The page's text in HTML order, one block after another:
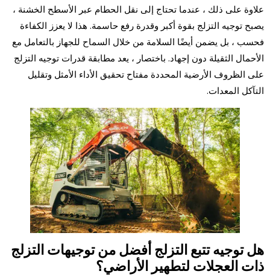
علاوة على ذلك ، عندما تحتاج إلى نقل الحطام عبر الأسطح الخشنة ،
يصبح توجيه التزلج بقوة أكبر وقدرة رفع حاسمة. هذا لا يعزز الكفاءة
فحسب ، بل يضمن أيضًا السلامة من خلال السماح للجهاز بالتعامل مع
الأحمال الثقيلة دون إجهاد. باختصار ، يعد مطابقة قدرات توجيه التزلج
على الظروف الأرضية المحددة مفتاح تحقيق الأداء الأمثل وتقليل
التآكل المعدات.
هل توجيه تتبع التزلج أفضل من توجيهات التزلج
ذات العجلات لتطهير الأراضي؟